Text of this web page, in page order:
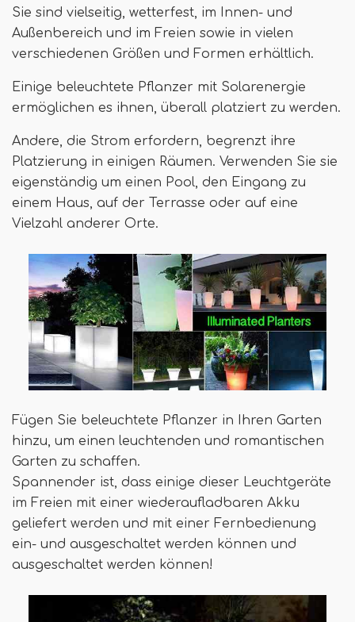
Sie sind vielseitig, wetterfest, im Innen- und
Außenbereich und im Freien sowie in vielen
verschiedenen Größen und Formen erhältlich.
Einige beleuchtete Pflanzer mit Solarenergie
ermöglichen es ihnen, überall platziert zu werden.
Andere, die Strom erfordern, begrenzt ihre
Platzierung in einigen Räumen. Verwenden Sie sie
eigenständig um einen Pool, den Eingang zu
einem Haus, auf der Terrasse oder auf eine
Vielzahl anderer Orte.
Fügen Sie beleuchtete Pflanzer in Ihren Garten
hinzu, um einen leuchtenden und romantischen
Garten zu schaffen.
Spannender ist, dass einige dieser Leuchtgeräte
im Freien mit einer wiederaufladbaren Akku
geliefert werden und mit einer Fernbedienung
ein- und ausgeschaltet werden können und
ausgeschaltet werden können!